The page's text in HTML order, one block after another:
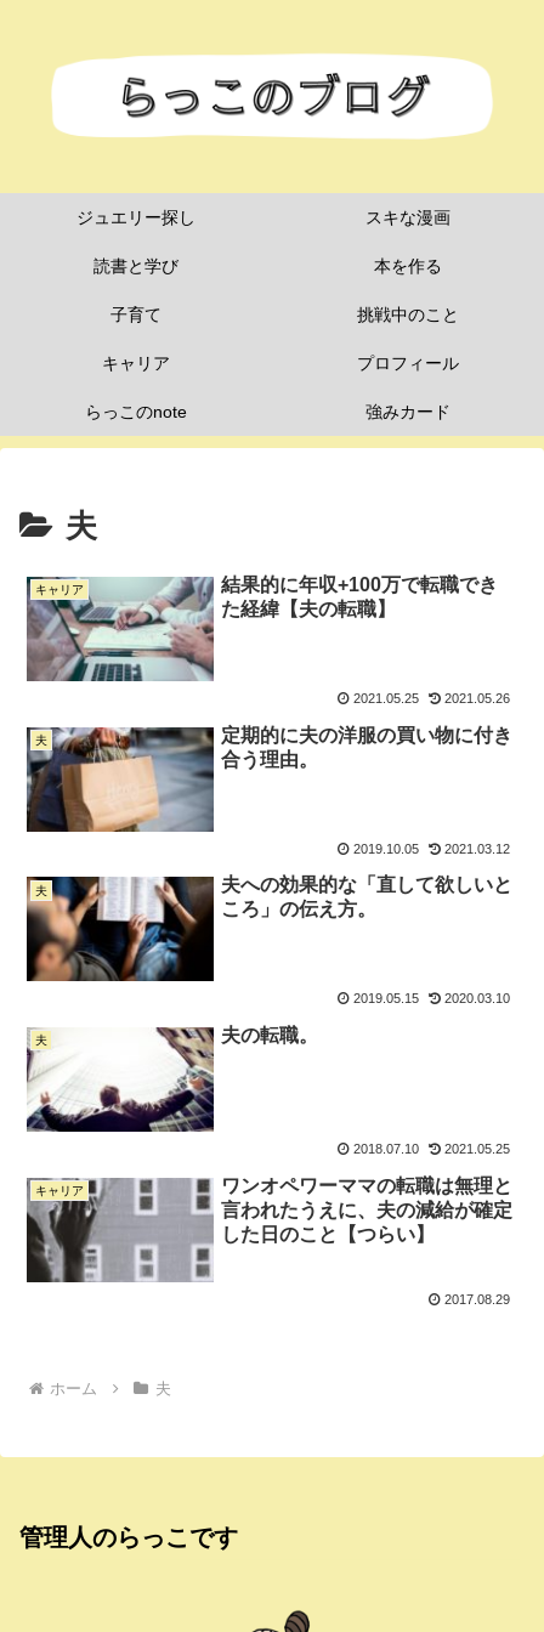
ジュエリー探し スキな漫画
読書と学び 本を作る
子育て 挑戦中のこと
キャリア プロフィール
らっこのnote 強みカード
夫
キャリア
結果的に年収+100万で転職でき
た経緯【夫の転職】
2021.05.25 2021.05.26
夫
定期的に夫の洋服の買い物に付き
合う理由。
2019.10.05 2021.03.12
夫
夫への効果的な「直して欲しいと
ころ」の伝え方。
2019.05.15 2020.03.10
夫 夫の転職。
2018.07.10 2021.05.25
キャリア
ワンオペワーママの転職は無理と
言われたうえに、夫の減給が確定
した日のこと【つらい】
2017.08.29
ホーム 夫
管理人のらっこです